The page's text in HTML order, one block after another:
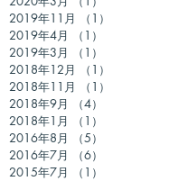
2019年11月
（1）
2019年4月
（1）
2019年3月
（1）
2018年12月
（1）
2018年11月
（1）
2018年9月
（4）
2018年1月
（1）
2016年8月
（5）
2016年7月
（6）
2015年7月
（1）